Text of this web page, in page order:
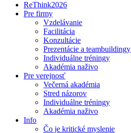
ReThink2026
Pre firmy
Vzdelávanie
Facilitácia
Konzultácie
Prezentácie a teambuildingy
Individuálne tréningy
Akadémia naživo
Pre verejnosť
Večerná akadémia
Stred názorov
Individuálne tréningy
Akadémia naživo
Info
Čo je kritické myslenie